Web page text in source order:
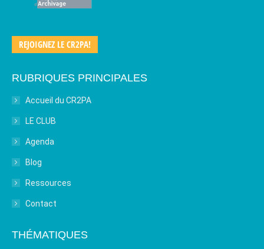
REJOIGNEZ LE CR2PA!
RUBRIQUES PRINCIPALES
Accueil du CR2PA
LE CLUB
Agenda
Blog
Ressources
Contact
THÉMATIQUES